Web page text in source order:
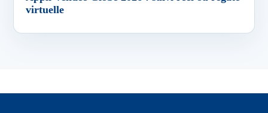
virtuelle